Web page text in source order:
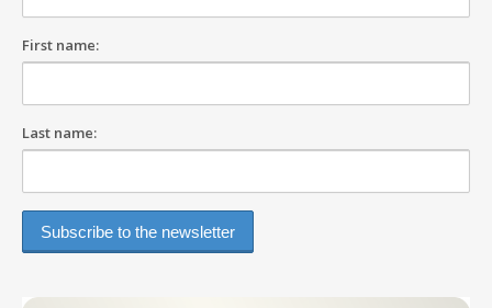
First name:
Last name: